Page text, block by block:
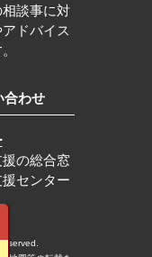
談事に対
ドバイス
合わせ
の総合窓
センター